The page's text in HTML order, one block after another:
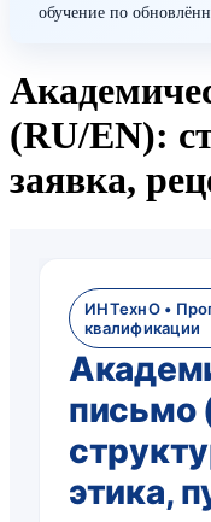
обучение по
(RU/EN):
заявка,
ИНТехнО •
квалификации
письмо
этика,